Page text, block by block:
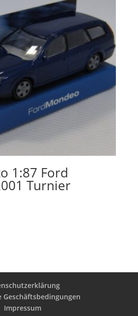
1:87 Ford
Turnier
Geschäftsbedingungen
Impressum